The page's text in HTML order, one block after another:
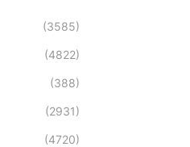
(3585)
(4822)
(388)
(2931)
(4720)